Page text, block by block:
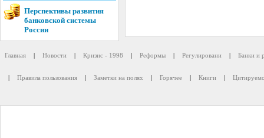
Перспективы развития
банковской системы
России
Главная | Новости | Кризис - 1998 | Реформы | Регулировани | Банки и
| Правила пользования | Заметки на полях | Горячее | Книги |